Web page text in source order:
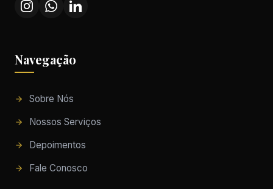
Navegação
Sobre Nós
Nossos Serviços
Depoimentos
Fale Conosco